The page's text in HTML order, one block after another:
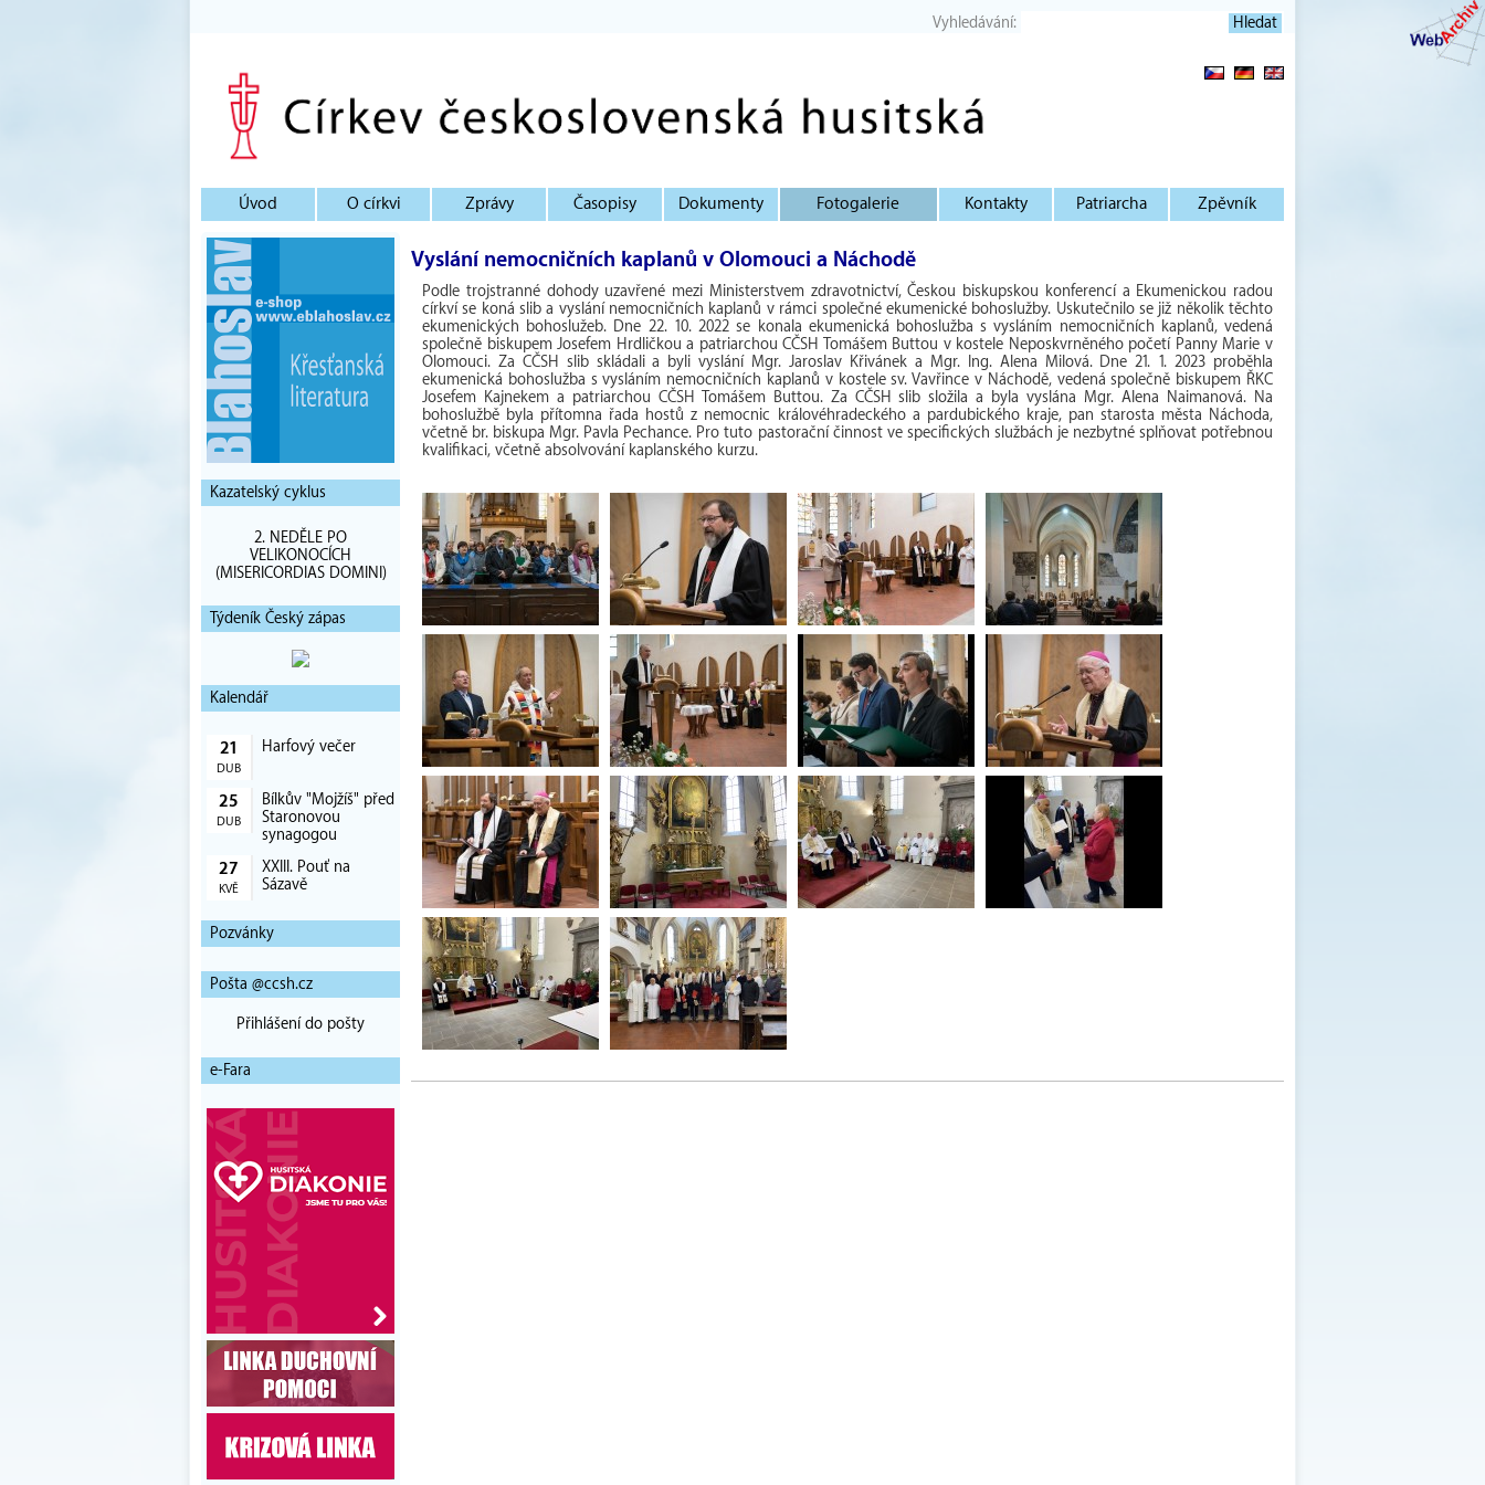
Vyhledávání:
Úvod O církvi Zprávy Časopisy Dokumenty Fotogalerie Kontakty Patriarcha Zpěvník
Kazatelský cyklus
2. NEDĚLE PO
VELIKONOCÍCH
(MISERICORDIAS DOMINI)
Týdeník Český zápas
Kalendář
21
DUB
Harfový večer
25
DUB
Bílkův "Mojžíš" před
Staronovou
synagogou
27
KVĚ
XXIII. Pouť na
Sázavě
Pozvánky
Pošta @ccsh.cz
Přihlášení do pošty
e-Fara
Vyslání nemocničních kaplanů v Olomouci a Náchodě
Podle trojstranné dohody uzavřené mezi Ministerstvem zdravotnictví, Českou biskupskou konferencí a Ekumenickou radou
církví se koná slib a vyslání nemocničních kaplanů v rámci společné ekumenické bohoslužby. Uskutečnilo se již několik těchto
ekumenických bohoslužeb. Dne 22. 10. 2022 se konala ekumenická bohoslužba s vysláním nemocničních kaplanů, vedená
společně biskupem Josefem Hrdličkou a patriarchou CČSH Tomášem Buttou v kostele Neposkvrněného početí Panny Marie v
Olomouci. Za CČSH slib skládali a byli vyslání Mgr. Jaroslav Křivánek a Mgr. Ing. Alena Milová. Dne 21. 1. 2023 proběhla
ekumenická bohoslužba s vysláním nemocničních kaplanů v kostele sv. Vavřince v Náchodě, vedená společně biskupem ŘKC
Josefem Kajnekem a patriarchou CČSH Tomášem Buttou. Za CČSH slib složila a byla vyslána Mgr. Alena Naimanová. Na
bohoslužbě byla přítomna řada hostů z nemocnic královéhradeckého a pardubického kraje, pan starosta města Náchoda,
včetně br. biskupa Mgr. Pavla Pechance. Pro tuto pastorační činnost ve specifických službách je nezbytné splňovat potřebnou
kvalifikaci, včetně absolvování kaplanského kurzu.